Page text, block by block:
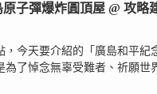
子彈爆炸圓頂屋 @ 攻略
今天要介紹的「廣島和平紀
了悼念無辜受難者、祈願世